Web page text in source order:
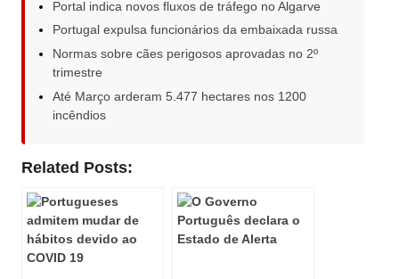
Portal indica novos fluxos de tráfego no Algarve
Portugal expulsa funcionários da embaixada russa
Normas sobre cães perigosos aprovadas no 2º
trimestre
Até Março arderam 5.477 hectares nos 1200
incêndios
Related Posts: